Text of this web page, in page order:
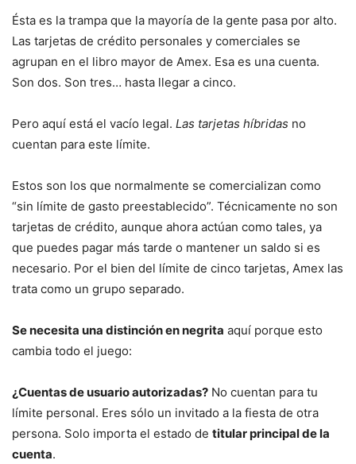
Ésta es la trampa que la mayoría de la gente pasa por alto.
Las tarjetas de crédito personales y comerciales se
agrupan en el libro mayor de Amex. Esa es una cuenta.
Son dos. Son tres… hasta llegar a cinco.
Pero aquí está el vacío legal. Las tarjetas híbridas no
cuentan para este límite.
Estos son los que normalmente se comercializan como
“sin límite de gasto preestablecido”. Técnicamente no son
tarjetas de crédito, aunque ahora actúan como tales, ya
que puedes pagar más tarde o mantener un saldo si es
necesario. Por el bien del límite de cinco tarjetas, Amex las
trata como un grupo separado.
Se necesita una distinción en negrita aquí porque esto
cambia todo el juego:
¿Cuentas de usuario autorizadas? No cuentan para tu
límite personal. Eres sólo un invitado a la fiesta de otra
persona. Solo importa el estado de titular principal de la
cuenta.